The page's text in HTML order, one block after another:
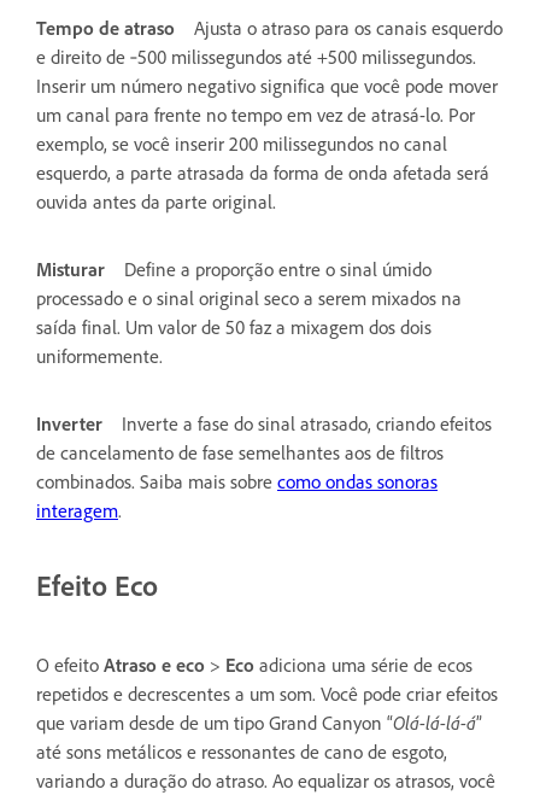
Tempo de atraso
Ajusta o atraso para os canais esquerdo
e direito de ‑500 milissegundos até +500 milissegundos.
Inserir um número negativo significa que você pode mover
um canal para frente no tempo em vez de atrasá-lo. Por
exemplo, se você inserir 200 milissegundos no canal
esquerdo, a parte atrasada da forma de onda afetada será
ouvida antes da parte original.
Misturar
Define a proporção entre o sinal úmido
processado e o sinal original seco a serem mixados na
saída final. Um valor de 50 faz a mixagem dos dois
uniformemente.
Inverter
Inverte a fase do sinal atrasado, criando efeitos
de cancelamento de fase semelhantes aos de filtros
combinados. Saiba mais sobre como ondas sonoras
interagem.
Efeito Eco
O efeito Atraso e eco > Eco adiciona uma série de ecos
repetidos e decrescentes a um som. Você pode criar efeitos
que variam desde de um tipo Grand Canyon “Olá-lá-lá-á”
até sons metálicos e ressonantes de cano de esgoto,
variando a duração do atraso. Ao equalizar os atrasos, você